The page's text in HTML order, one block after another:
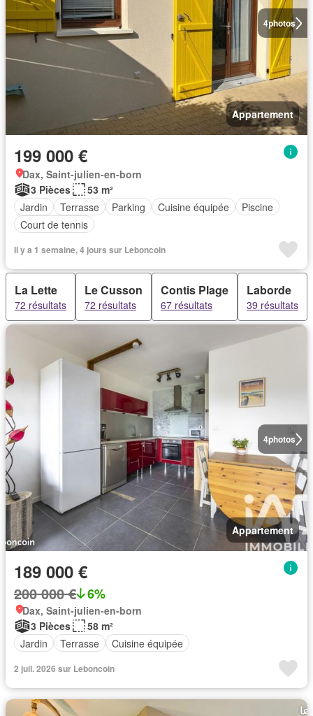
4photos
Appartement
199 000 €
Dax, Saint-julien-en-born
3 Pièces
53 m²
Jardin
Terrasse Parking Cuisine équipée
Piscine
Court de tennis
Il y a 1 semaine, 4 jours sur Leboncoin
La Lette
72 résultats
Le Cusson
72 résultats
Contis Plage
67 résultats
Laborde
39 résultats
4photos
Appartement
189 000 €
200 000 € 6%
Dax, Saint-julien-en-born
3 Pièces
58 m²
Jardin
Terrasse Cuisine équipée
2 juil. 2026 sur Leboncoin